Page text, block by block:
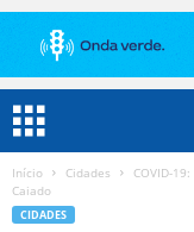
Início Cidades
COVID-
Caiado
CIDADES